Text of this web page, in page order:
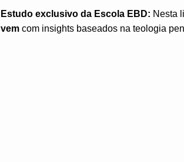
Estudo exclusivo da Escola EBD: Nesta
vem com insights baseados na teologia